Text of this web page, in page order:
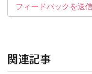
フィードバックを送
関連記事